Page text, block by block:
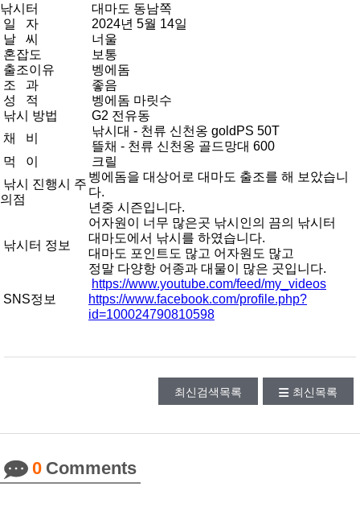
낚시터
대마도 동남쪽
일 자
2024년 5월 14일
날 씨
너울
혼잡도
보통
출조이유
벵에돔
조 과
좋음
성 적
벵에돔 마릿수
낚시 방법
G2 전유동
채 비
낚시대 - 천류 신천옹 goldPS 50T
뜰채 - 천류 신천옹 골드망대 600
먹 이
크릴
낚시 진행시 주
의점
벵에돔을 대상어로 대마도 출조를 해 보았습니
다.
년중 시즌입니다.
낚시터 정보
어자원이 너무 많은곳 낚시인의 끔의 낚시터
대마도에서 낚시를 하였습니다.
대마도 포인트도 많고 어자원도 많고
정말 다양항 어종과 대물이 많은 곳입니다.
SNS정보
https://www.youtube.com/feed/my_videos
https://www.facebook.com/profile.php?
id=100024790810598
최신검색목록 최신목록
0 Comments